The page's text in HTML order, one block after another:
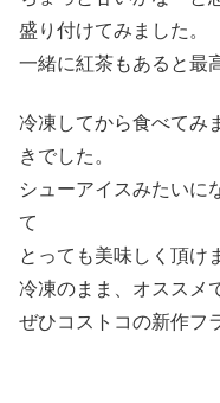
盛り付けてみました。
一緒に紅茶もあると最
冷凍してから食べてみ
きでした。
シューアイスみたいに
て
とっても美味しく頂け
冷凍のまま、オススメ
ぜひコストコの新作フ